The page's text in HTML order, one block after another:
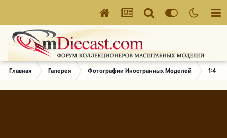
Главная Галерея Фотографии Иностранных Моделей 1:43